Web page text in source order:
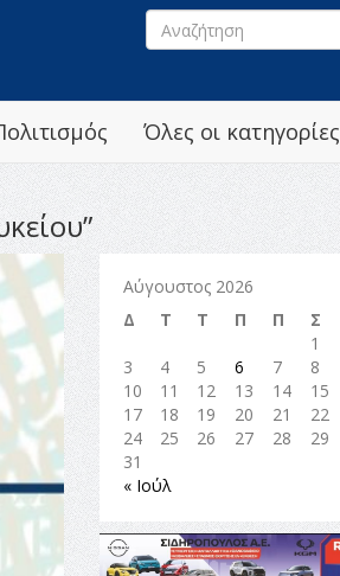
Όλες οι κατηγορίες
Αύγουστος 2026
Δ
Τ Τ Π Π Σ
1
3
4 5 6 7 8
10
11 12 13 14 15
17
18 19 20 21 22
24
25 26 27 28 29
31
« Ιούλ